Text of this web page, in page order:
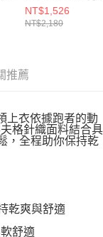
套頭衫
NT$1,526
NT$2,180
推薦
上衣依據跑者的動
格針織面料結合具
，全程助你保持乾
乾爽與舒適
舒適